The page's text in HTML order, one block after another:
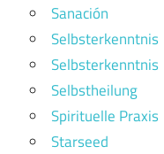
Sanación
Selbsterkenntnis
Selbsterkenntnis
Selbstheilung
Spirituelle Praxis
Starseed